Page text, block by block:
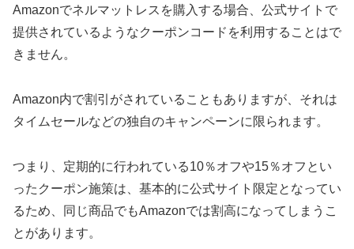
Amazonでネルマットレスを購入する場合、公式サイトで
提供されているようなクーポンコードを利用することはで
きません。
Amazon内で割引がされていることもありますが、それは
タイムセールなどの独自のキャンペーンに限られます。
つまり、定期的に行われている10％オフや15％オフとい
ったクーポン施策は、基本的に公式サイト限定となってい
るため、同じ商品でもAmazonでは割高になってしまうこ
とがあります。